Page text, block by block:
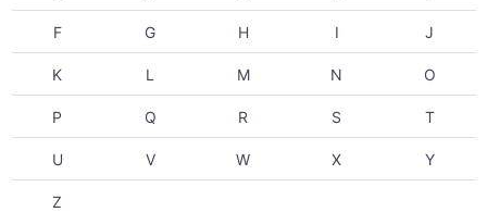
F G H I J
K L M N O
P Q R S T
U V W X Y
Z